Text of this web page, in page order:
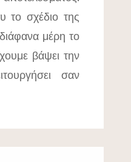
το σχέδιο της
μέρη το
βάψει την
σαν